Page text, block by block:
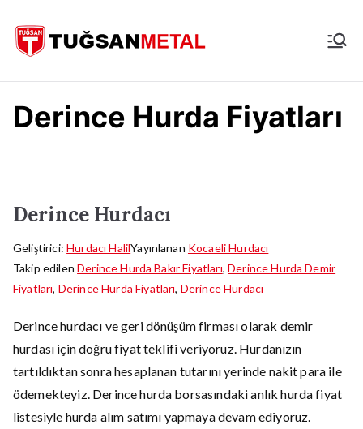
geç
Hurdacı
Derince Hurda Fiyatları
Derince Hurdacı
Geliştirici:Hurdacı HalilYayınlanan Kocaeli Hurdacı
Takip edilenDerince Hurda Bakır Fiyatları,Derince Hurda Demir
Fiyatları, Derince Hurda Fiyatları, Derince Hurdacı
Derince hurdacı ve geri dönüşüm firması olarak demir
hurdası için doğru fiyat teklifi veriyoruz. Hurdanızın
tartıldıktan sonra hesaplanan tutarını yerinde nakit para ile
ödemekteyiz. Derince hurda borsasındaki anlık hurda fiyat
listesiyle hurda alım satımı yapmaya devam ediyoruz.